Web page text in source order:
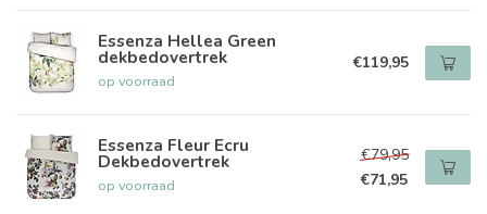
Essenza Hellea Green
dekbedovertrek
op voorraad
€119,95
Essenza Fleur Ecru
Dekbedovertrek
op voorraad
€79,95
€71,95